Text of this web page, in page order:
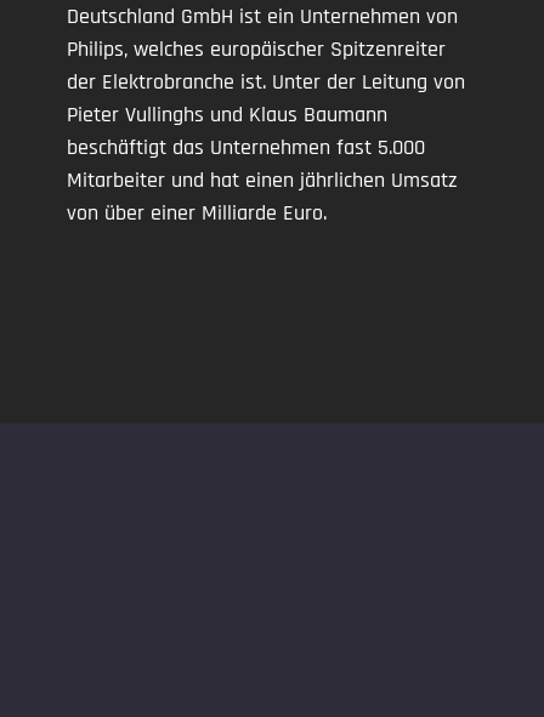
Deutschland GmbH ist ein Unternehmen von
Philips, welches europäischer Spitzenreiter
der Elektrobranche ist. Unter der Leitung von
Pieter Vullinghs und Klaus Baumann
beschäftigt das Unternehmen fast 5.000
Mitarbeiter und hat einen jährlichen Umsatz
von über einer Milliarde Euro.